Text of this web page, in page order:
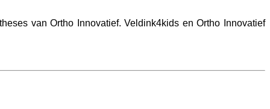
van Ortho Innovatief. Veldink4kids en Ortho Innovatief